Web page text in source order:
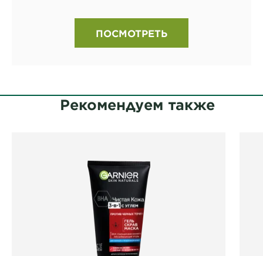
ПОСМОТРЕТЬ
Рекомендуем также